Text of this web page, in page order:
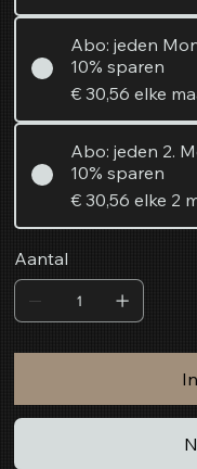
Abo: jeden
10% sparen
€ 30,56 elke
Abo: jeden 2.
10% sparen
€ 30,56 elke 2
Aantal